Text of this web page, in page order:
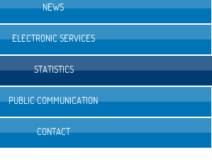
NEWS
ELECTRONIC SERVICES
STATISTICS
PUBLIC COMMUNICATION
CONTACT